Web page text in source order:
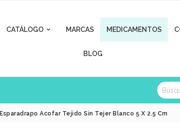

CATÁLOGO MARCAS MEDICAMENTOS
BLOG
Esparadrapo Acofar Tejido Sin Tejer Blanco 5 X 2.5 Cm